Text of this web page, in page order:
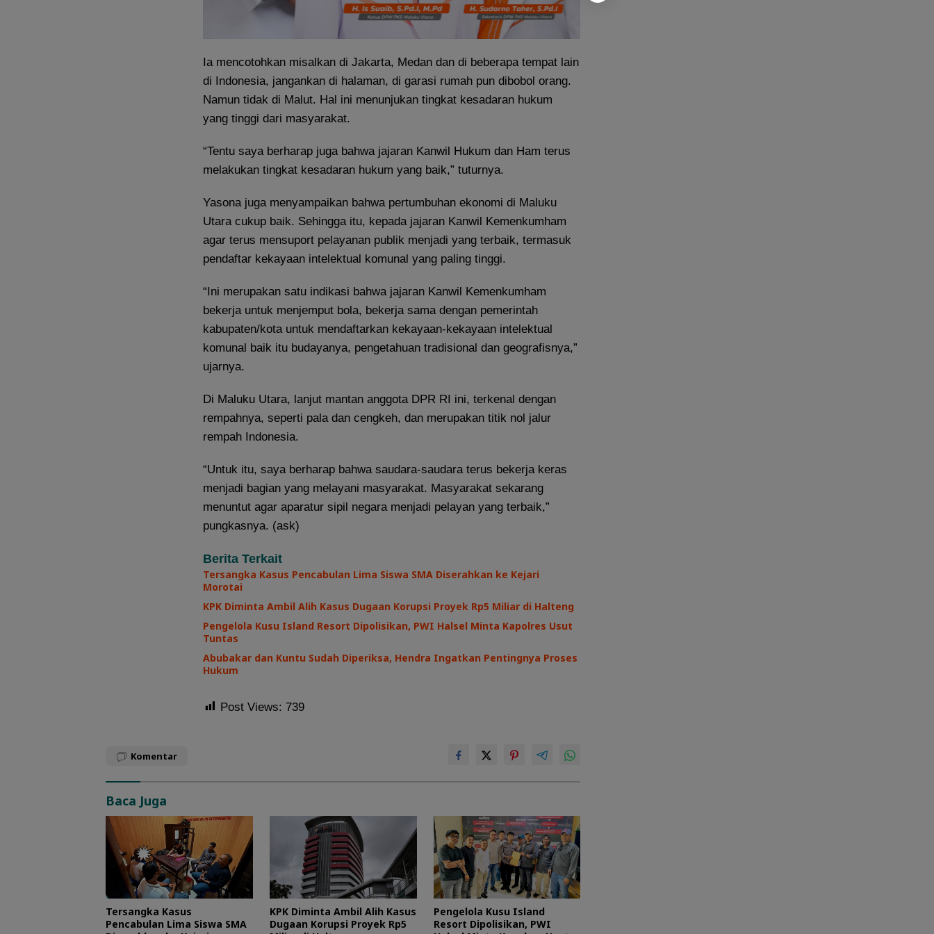
Ia mencotohkan misalkan di Jakarta, Medan dan di beberapa tempat lain
di Indonesia, jangankan di halaman, di garasi rumah pun dibobol orang.
Namun tidak di Malut. Hal ini menunjukan tingkat kesadaran hukum
yang tinggi dari masyarakat.
“Tentu saya berharap juga bahwa jajaran Kanwil Hukum dan Ham terus
melakukan tingkat kesadaran hukum yang baik,” tuturnya.
Yasona juga menyampaikan bahwa pertumbuhan ekonomi di Maluku
Utara cukup baik. Sehingga itu, kepada jajaran Kanwil Kemenkumham
agar terus mensuport pelayanan publik menjadi yang terbaik, termasuk
pendaftar kekayaan intelektual komunal yang paling tinggi.
“Ini merupakan satu indikasi bahwa jajaran Kanwil Kemenkumham
bekerja untuk menjemput bola, bekerja sama dengan pemerintah
kabupaten/kota untuk mendaftarkan kekayaan-kekayaan intelektual
komunal baik itu budayanya, pengetahuan tradisional dan geografisnya,”
ujarnya.
Di Maluku Utara, lanjut mantan anggota DPR RI ini, terkenal dengan
rempahnya, seperti pala dan cengkeh, dan merupakan titik nol jalur
rempah Indonesia.
“Untuk itu, saya berharap bahwa saudara-saudara terus bekerja keras
menjadi bagian yang melayani masyarakat. Masyarakat sekarang
menuntut agar aparatur sipil negara menjadi pelayan yang terbaik,”
pungkasnya. (ask)
Berita Terkait
Tersangka Kasus Pencabulan Lima Siswa SMA Diserahkan ke Kejari
Morotai
KPK Diminta Ambil Alih Kasus Dugaan Korupsi Proyek Rp5 Miliar di Halteng
Pengelola Kusu Island Resort Dipolisikan, PWI Halsel Minta Kapolres Usut
Tuntas
Abubakar dan Kuntu Sudah Diperiksa, Hendra Ingatkan Pentingnya Proses
Hukum
Post Views: 739
Komentar
Baca Juga
Tersangka Kasus
Pencabulan Lima Siswa SMA
KPK Diminta Ambil Alih Kasus
Dugaan Korupsi Proyek Rp5
Pengelola Kusu Island
Resort Dipolisikan, PWI